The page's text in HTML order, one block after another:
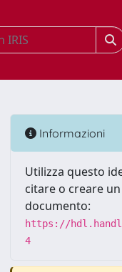
Informazioni
Utilizza questo
citare o creare
documento:
https://
4